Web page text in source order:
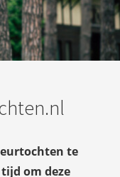
te
om deze